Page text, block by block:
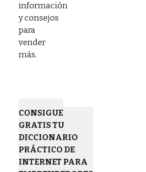
información
y consejos
para
vender
más.
CONSIGUE
GRATIS TU
DICCIONARIO
PRÁCTICO DE
INTERNET PARA